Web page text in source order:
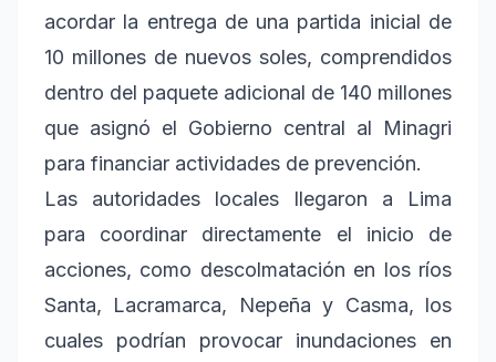
acordar la entrega de una partida inicial de
10 millones de nuevos soles, comprendidos
dentro del paquete adicional de 140 millones
que asignó el Gobierno central al Minagri
para financiar actividades de prevención.
Las autoridades locales llegaron a Lima
para coordinar directamente el inicio de
acciones, como descolmatación en los ríos
Santa, Lacramarca, Nepeña y Casma, los
cuales podrían provocar inundaciones en